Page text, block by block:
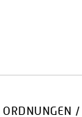
ORDNUNGEN